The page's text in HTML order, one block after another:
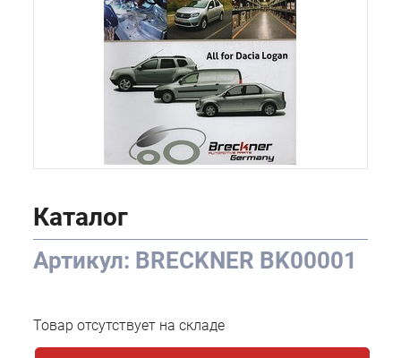
Каталог
Артикул: BRECKNER BK00001
Товар отсутствует на складе